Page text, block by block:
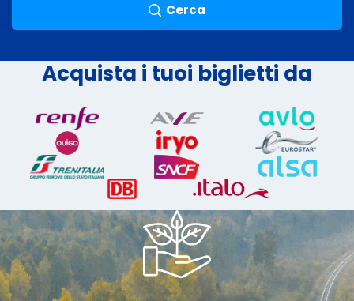
Cerca
Acquista i tuoi biglietti da